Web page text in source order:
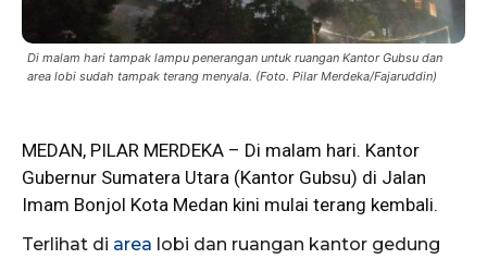
Di malam hari tampak lampu penerangan untuk ruangan Kantor Gubsu dan
area lobi sudah tampak terang menyala. (Foto. Pilar Merdeka/Fajaruddin)
MEDAN, PILAR MERDEKA – Di malam hari. Kantor
Gubernur Sumatera Utara (Kantor Gubsu) di Jalan
Imam Bonjol Kota Medan kini mulai terang kembali.
Terlihat di area lobi dan ruangan kantor gedung